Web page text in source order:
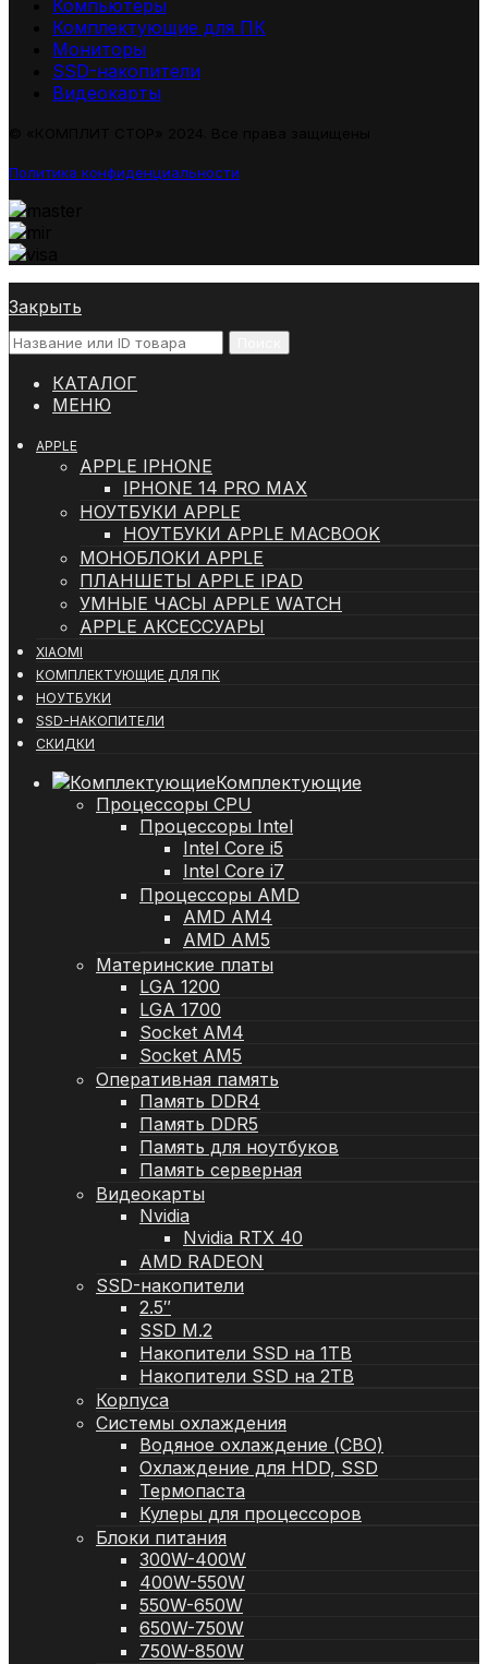
Компьютеры
Комплектующие для ПК
Мониторы
SSD-накопители
Видеокарты
Политика конфиденциальности
Закрыть
КАТАЛОГ
МЕНЮ
APPLE
APPLE IPHONE
IPHONE 14 PRO MAX
НОУТБУКИ APPLE
НОУТБУКИ APPLE MACBOOK
МОНОБЛОКИ APPLE
ПЛАНШЕТЫ APPLE IPAD
УМНЫЕ ЧАСЫ APPLE WATCH
APPLE АКСЕССУАРЫ
XIAOMI
КОМПЛЕКТУЮЩИЕ ДЛЯ ПК
НОУТБУКИ
SSD-НАКОПИТЕЛИ
СКИДКИ
Комплектующие
Процессоры CPU
Процессоры Intel
Intel Core i5
Intel Core i7
Процессоры AMD
AMD AM4
AMD AM5
Материнские платы
LGA 1200
LGA 1700
Socket AM4
Socket AM5
Оперативная память
Память DDR4
Память DDR5
Память для ноутбуков
Память серверная
Видеокарты
Nvidia
Nvidia RTX 40
AMD RADEON
SSD-накопители
2.5″
SSD M.2
Накопители SSD на 1TB
Накопители SSD на 2TB
Корпуса
Системы охлаждения
Водяное охлаждение (СВО)
Охлаждение для HDD, SSD
Термопаста
Кулеры для процессоров
Блоки питания
300W-400W
400W-550W
550W-650W
650W-750W
750W-850W